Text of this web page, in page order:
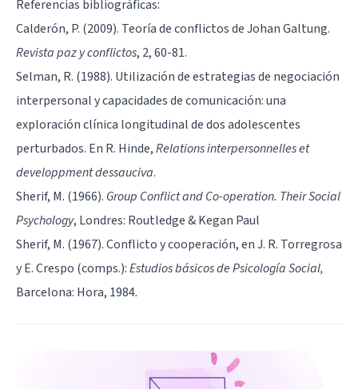
Referencias bibliográficas:
Calderón, P. (2009). Teoría de conflictos de Johan Galtung.
Revista paz y conflictos, 2, 60-81.
Selman, R. (1988). Utilización de estrategias de negociación
interpersonal y capacidades de comunicación: una
exploración clínica longitudinal de dos adolescentes
perturbados. En R. Hinde,Relations interpersonnelles et
developpment dessauciva.
Sherif, M. (1966). Group Conflict and Co-operation. Their Social
Psychology, Londres: Routledge & Kegan Paul
Sherif, M. (1967). Conflicto y cooperación, en J. R. Torregrosa
y E. Crespo (comps.):Estudios básicos de Psicología Social,
Barcelona: Hora, 1984.